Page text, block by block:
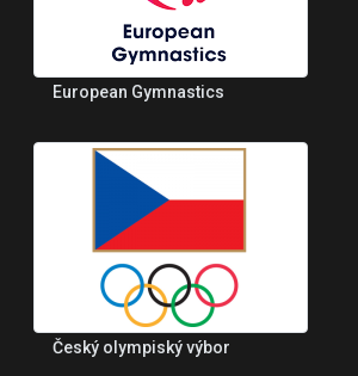
European Gymnastics
Český olympiský výbor